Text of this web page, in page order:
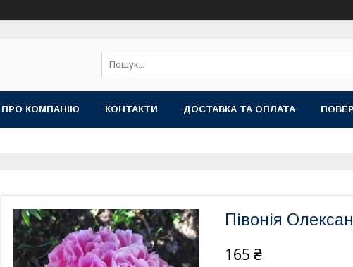
ПРО КОМПАНІЮ КОНТАКТИ ДОСТАВКА ТА ОПЛАТА
Півонія
165 ₴